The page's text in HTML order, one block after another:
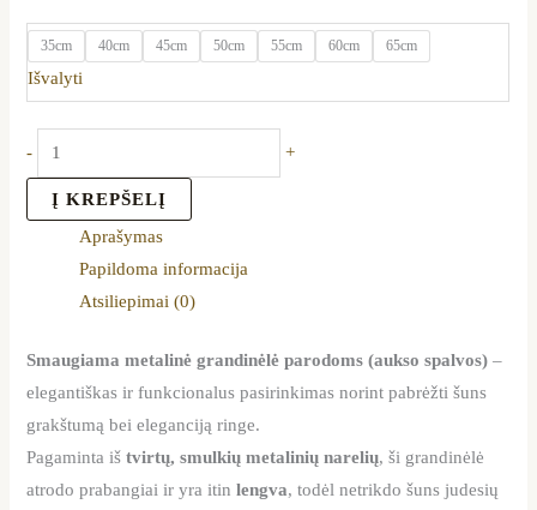
35cm 40cm 45cm 50cm 55cm 60cm 65cm
Išvalyti
- +
Į KREPŠELĮ
Aprašymas
Papildoma informacija
Atsiliepimai (0)
Smaugiama metalinė grandinėlė parodoms (aukso spalvos) –
elegantiškas ir funkcionalus pasirinkimas norint pabrėžti šuns
grakštumą bei eleganciją ringe.
Pagaminta ištvirtų, smulkių metalinių narelių, ši grandinėlė
atrodo prabangiai ir yra itinlengva, todėl netrikdo šuns judesių